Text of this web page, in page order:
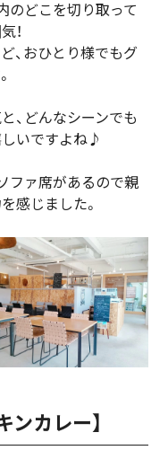
のどこを切り取って
！
、おひとり様でもグ
、どんなシーンでも
いですよね♪
ファ席があるので親
感じました。
ンカレー】